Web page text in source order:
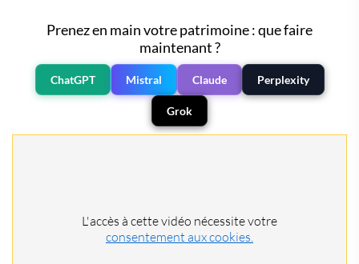
Prenez en main votre patrimoine : que faire
maintenant ?
ChatGPT Mistral Claude Perplexity
Grok
L'accès à cette vidéo nécessite votre
consentement aux cookies.